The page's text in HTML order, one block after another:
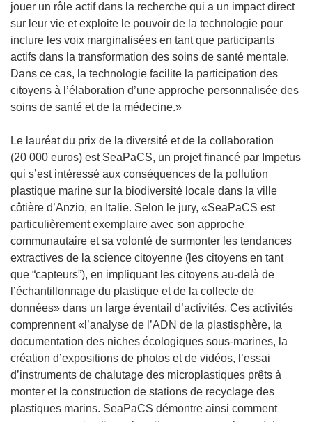
ê
t
r
e
)
u
v
e
l
l
e
f
n
ê
t
r
e
)
n
s
u
n
e
n
o
v
e
l
l
e
f
e
n
ê
t
r
e
)
jouer un rôle actif dans la recherche qui a un impact direct
sur leur vie et exploite le pouvoir de la technologie pour
inclure les voix marginalisées en tant que participants
actifs dans la transformation des soins de santé mentale.
Dans ce cas, la technologie facilite la participation des
citoyens à l’élaboration d’une approche personnalisée des
soins de santé et de la médecine.»
Le lauréat du prix de la diversité et de la collaboration
(20 000 euros) est SeaPaCS, un projet financé par Impetus
qui s’est intéressé aux conséquences de la pollution
plastique marine sur la biodiversité locale dans la ville
côtière d’Anzio, en Italie. Selon le jury, «SeaPaCS est
particulièrement exemplaire avec son approche
communautaire et sa volonté de surmonter les tendances
extractives de la science citoyenne (les citoyens en tant
que “capteurs”), en impliquant les citoyens au-delà de
l’échantillonnage du plastique et de la collecte de
données» dans un large éventail d’activités. Ces activités
comprennent «l’analyse de l’ADN de la plastisphère, la
documentation des niches écologiques sous-marines, la
création d’expositions de photos et de vidéos, l’essai
d’instruments de chalutage des microplastiques prêts à
monter et la construction de stations de recyclage des
plastiques marins. SeaPaCS démontre ainsi comment